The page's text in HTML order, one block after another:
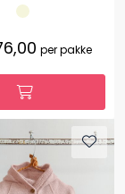
per pakke